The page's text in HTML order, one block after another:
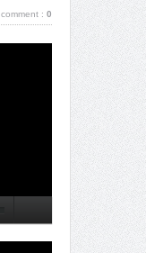
comment : 0